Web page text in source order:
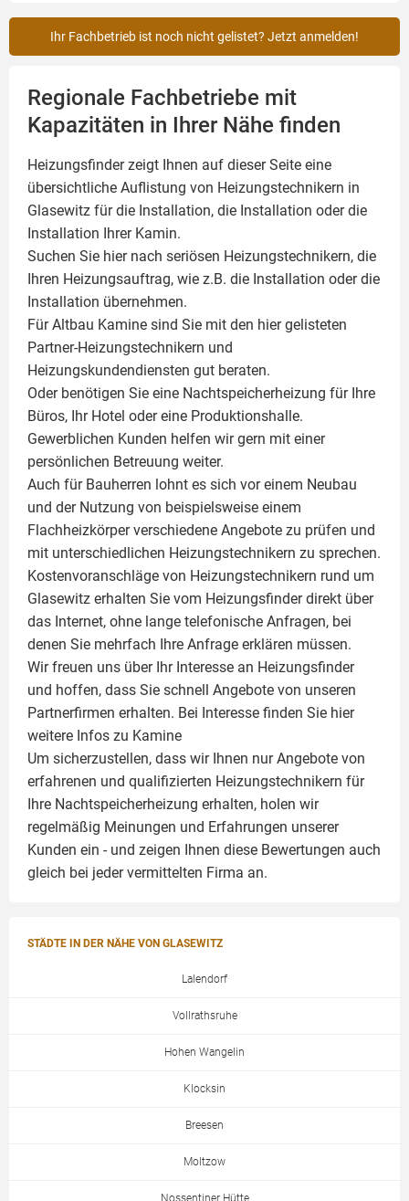
Ihr Fachbetrieb ist noch nicht gelistet? Jetzt anmelden!
Regionale Fachbetriebe mit
Kapazitäten in Ihrer Nähe finden
Heizungsfinder zeigt Ihnen auf dieser Seite eine
übersichtliche Auflistung von Heizungstechnikern in
Glasewitz für die Installation, die Installation oder die
Installation Ihrer Kamin.
Suchen Sie hier nach seriösen Heizungstechnikern, die
Ihren Heizungsauftrag, wie z.B. die Installation oder die
Installation übernehmen.
Für Altbau Kamine sind Sie mit den hier gelisteten
Partner-Heizungstechnikern und
Heizungskundendiensten gut beraten.
Oder benötigen Sie eine Nachtspeicherheizung für Ihre
Büros, Ihr Hotel oder eine Produktionshalle.
Gewerblichen Kunden helfen wir gern mit einer
persönlichen Betreuung weiter.
Auch für Bauherren lohnt es sich vor einem Neubau
und der Nutzung von beispielsweise einem
Flachheizkörperverschiedene Angebote zu prüfen und
mit unterschiedlichen Heizungstechnikern zu sprechen.
Kostenvoranschläge von Heizungstechnikern rund um
Glasewitz erhalten Sie vom Heizungsfinder direkt über
das Internet, ohne lange telefonische Anfragen, bei
denen Sie mehrfach Ihre Anfrage erklären müssen.
Wir freuen uns über Ihr Interesse an Heizungsfinder
und hoffen, dass Sie schnell Angebote von unseren
Partnerfirmen erhalten. Bei Interesse finden Sie hier
weitere Infos zu Kamine
Um sicherzustellen, dass wir Ihnen nur Angebote von
erfahrenen und qualifizierten Heizungstechnikern für
Ihre Nachtspeicherheizung erhalten, holen wir
regelmäßig Meinungen und Erfahrungen unserer
Kunden ein - und zeigen Ihnen diese Bewertungen auch
gleich bei jeder vermittelten Firma an.
STÄDTE IN DER NÄHE VON GLASEWITZ
Lalendorf
Vollrathsruhe
Hohen Wangelin
Klocksin
Breesen
Moltzow